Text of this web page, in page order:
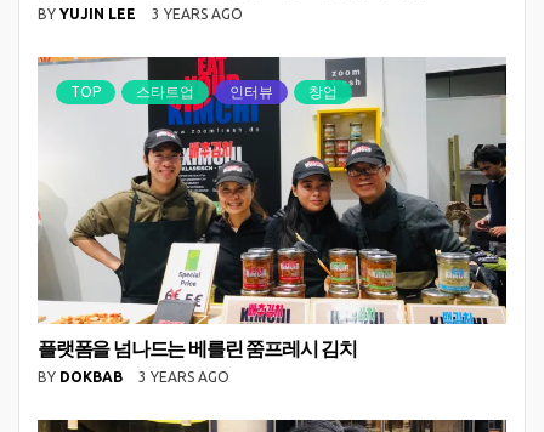
BY YUJIN LEE 3 YEARS AGO
TOP 스타트업 인터뷰 창업
플랫폼을 넘나드는 베를린 쭘프레시 김치
BY DOKBAB 3 YEARS AGO